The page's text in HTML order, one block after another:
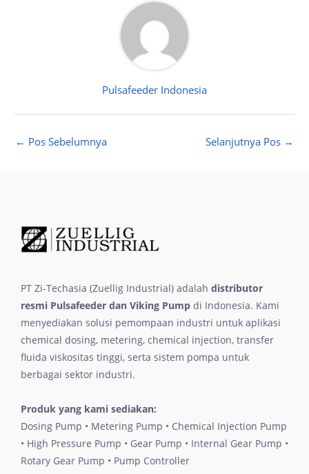
Pulsafeeder Indonesia
← Pos Sebelumnya Selanjutnya Pos →
PT Zi-Techasia (Zuellig Industrial) adalah distributor
resmi Pulsafeeder dan Viking Pump di Indonesia. Kami
menyediakan solusi pemompaan industri untuk aplikasi
chemical dosing, metering, chemical injection, transfer
fluida viskositas tinggi, serta sistem pompa untuk
berbagai sektor industri.
Produk yang kami sediakan:
Dosing Pump • Metering Pump • Chemical Injection Pump
• High Pressure Pump • Gear Pump • Internal Gear Pump •
Rotary Gear Pump • Pump Controller